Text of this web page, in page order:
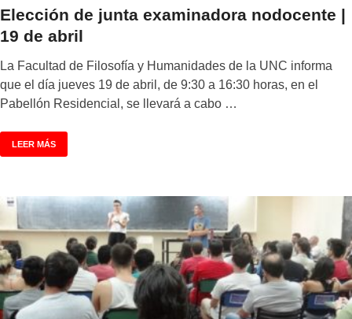
Elección de junta examinadora nodocente |
19 de abril
La Facultad de Filosofía y Humanidades de la UNC informa
que el día jueves 19 de abril, de 9:30 a 16:30 horas, en el
Pabellón Residencial, se llevará a cabo …
LEER MÁS